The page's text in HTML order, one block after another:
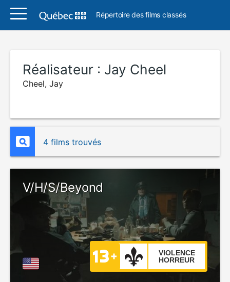
Répertoire des films classés
Réalisateur : Jay Cheel
Cheel, Jay
4 films trouvés
V/H/S/Beyond
VIOLENCE
HORREUR